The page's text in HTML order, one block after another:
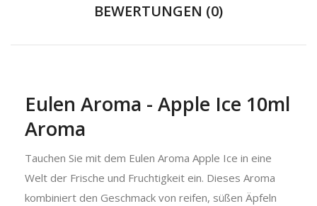
BEWERTUNGEN (0)
Eulen Aroma - Apple Ice 10ml
Aroma
Tauchen Sie mit dem Eulen Aroma Apple Ice in eine
Welt der Frische und Fruchtigkeit ein. Dieses Aroma
kombiniert den Geschmack von reifen, süßen Äpfeln